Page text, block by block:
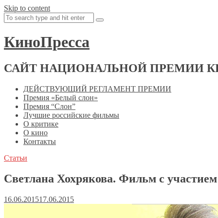
Skip to content
КиноПресса
САЙТ НАЦИОНАЛЬНОЙ ПРЕМИИ
ДЕЙСТВУЮЩИЙ РЕГЛАМЕНТ ПРЕМИИ
Премия «Белый слон»
Премия “Слон”
Лучшие российские фильмы
О критике
О кино
Контакты
Статьи
Светлана Хохрякова. Фильм с
16.06.201517.06.2015